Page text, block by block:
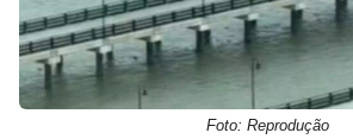
Foto: Reprodução